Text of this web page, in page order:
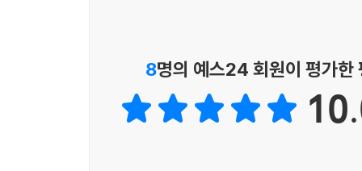
8명의 예스24 회원이 평가한